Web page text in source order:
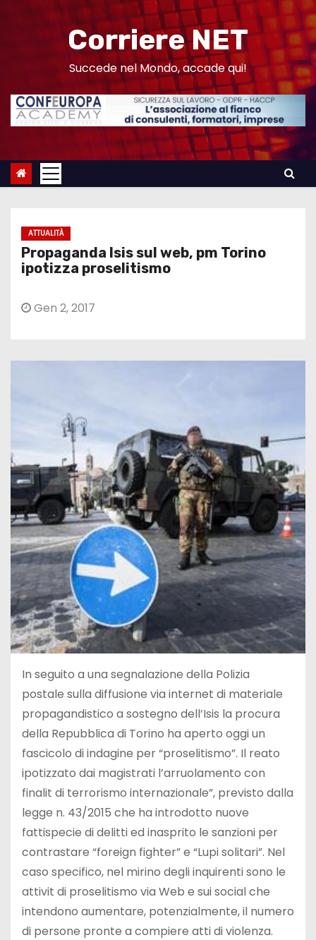
n
Corriere NET
Succede nel Mondo, accade qui!
ATTUALITÀ
Propaganda Isis sul web, pm Torino
ipotizza proselitismo
Gen 2, 2017
In seguito a una segnalazione della Polizia
postale sulla diffusione via internet di materiale
propagandistico a sostegno dell’Isis la procura
della Repubblica di Torino ha aperto oggi un
fascicolo di indagine per “proselitismo”. Il reato
ipotizzato dai magistrati l’arruolamento con
finalit di terrorismo internazionale”, previsto dalla
legge n. 43/2015 che ha introdotto nuove
fattispecie di delitti ed inasprito le sanzioni per
contrastare “foreign fighter” e “Lupi solitari”. Nel
caso specifico, nel mirino degli inquirenti sono le
attivit di proselitismo via Web e sui social che
intendono aumentare, potenzialmente, il numero
di persone pronte a compiere atti di violenza.